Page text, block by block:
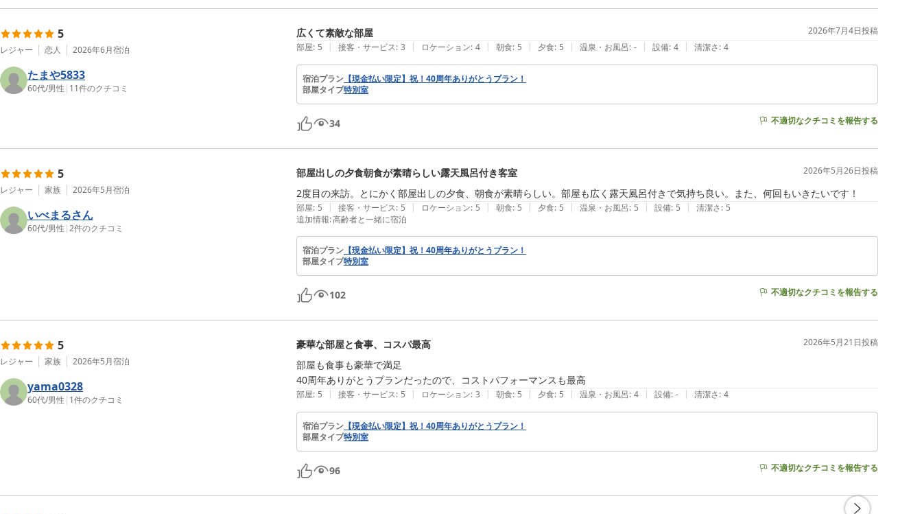
5
レジャー 恋人 2026年6月宿泊
たまや5833
60代/男性 | 11件のクチコミ
広くて素敵な部屋 2026年7月4日投稿
部屋: 5 | 接客・サービス: 3 | ロケーション: 4 | 朝食: 5 | 夕食: 5 | 温泉・お風呂: - | 設備: 4 | 清潔さ: 4
宿泊プラン 【現金払い限定】祝！40周年ありがとうプラン！
部屋タイプ特別室
34 不適切なクチコミを報告する
5
レジャー 家族 2026年5月宿泊
いべまるさん
60代/男性 |2件のクチコミ
部屋出しの夕食朝食が素晴らしい露天風呂付き客室 2026年5月26日投稿
2度目の来訪。とにかく部屋出しの夕食、朝食が素晴らしい。部屋も広く露天風呂付きで気持ち良い。また、何回もいきたいです！
部屋: 5 | 接客・サービス: 5 | ロケーション: 5 | 朝食: 5 | 夕食: 5 | 温泉・お風呂: 5 | 設備: 5 | 清潔さ: 5
追加情報:高齢者と一緒に宿泊
宿泊プラン 【現金払い限定】祝！40周年ありがとうプラン！
部屋タイプ特別室
102 不適切なクチコミを報告する
5
レジャー 家族 2026年5月宿泊
yama0328
60代/男性 | 1件のクチコミ
豪華な部屋と食事、コスパ最高 2026年5月21日投稿
部屋も食事も豪華で満足
部屋: 5 | 接客・サービス: 5 | ロケーション: 3 | 朝食: 5 | 夕食: 5 | 温泉・お風呂: 4 | 設備: - | 清潔さ: 4
宿泊プラン 【現金払い限定】祝！40周年ありがとうプラン！
部屋タイプ特別室
96 不適切なクチコミを報告する